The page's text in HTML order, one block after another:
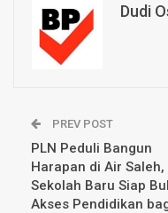
Dudi
PREV POST
PLN Peduli Bangun
Harapan di Air Saleh,
Sekolah Baru Siap
Akses Pendidikan